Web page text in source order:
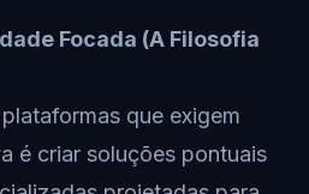
Focada (A Filosofia
que exigem
é criar soluções pontuais